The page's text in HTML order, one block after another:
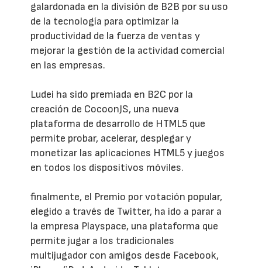
galardonada en la división de B2B por su uso
de la tecnología para optimizar la
productividad de la fuerza de ventas y
mejorar la gestión de la actividad comercial
en las empresas.
Ludei ha sido premiada en B2C por la
creación de CocoonJS, una nueva
plataforma de desarrollo de HTML5 que
permite probar, acelerar, desplegar y
monetizar las aplicaciones HTML5 y juegos
en todos los dispositivos móviles.
finalmente, el Premio por votación popular,
elegido a través de Twitter, ha ido a parar a
la empresa Playspace, una plataforma que
permite jugar a los tradicionales
multijugador con amigos desde Facebook,